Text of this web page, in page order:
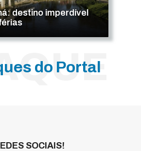
destino imperdível
do Portal
SOCIAIS!